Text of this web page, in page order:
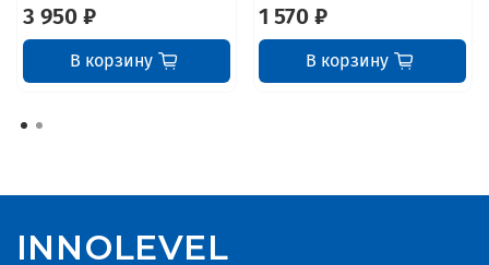
3 950 ₽
В корзину
1 570 ₽
В корзину
INNOLEVEL